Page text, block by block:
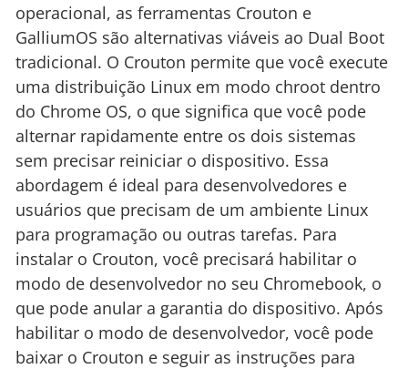
operacional, as ferramentas Crouton e
GalliumOS são alternativas viáveis ao Dual Boot
tradicional. O Crouton permite que você execute
uma distribuição Linux em modo chroot dentro
do Chrome OS, o que significa que você pode
alternar rapidamente entre os dois sistemas
sem precisar reiniciar o dispositivo. Essa
abordagem é ideal para desenvolvedores e
usuários que precisam de um ambiente Linux
para programação ou outras tarefas. Para
instalar o Crouton, você precisará habilitar o
modo de desenvolvedor no seu Chromebook, o
que pode anular a garantia do dispositivo. Após
habilitar o modo de desenvolvedor, você pode
baixar o Crouton e seguir as instruções para